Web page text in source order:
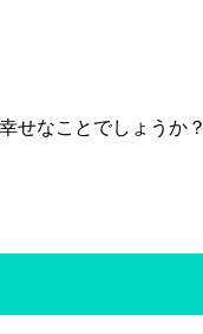
せなことでしょうか？